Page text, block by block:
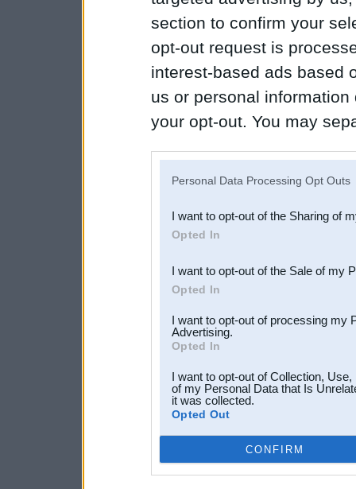
section to confirm your
opt-out request is
interest-based ads based
us or personal
your opt-out. You may
Downstream Participants
third parties.
Personal Data Processing Opt Outs
I want to opt-out of the Sharing of
Opted In
I want to opt-out of the Sale of my
Opted In
I want to opt-out of processing my
Advertising.
Opted In
I want to opt-out of Collection,
of my Personal Data that Is
it was collected.
Opted Out
CONFIRM